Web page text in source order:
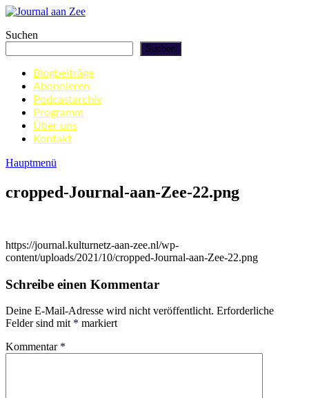
Zum
springen
Journal aan Zee
Suchen
Suchen
Blogbeiträge
Abonnieren
Podcastarchiv
Programm
Über uns
Kontakt
Hauptmenü
cropped-Journal-aan-Zee-22.png
https://journal.kulturnetz-aan-zee.nl/wp-
content/uploads/2021/10/cropped-Journal-aan-Zee-22.png
Schreibe einen Kommentar
Deine E-Mail-Adresse wird nicht veröffentlicht. Erforderliche
Felder sind mit * markiert
Kommentar *